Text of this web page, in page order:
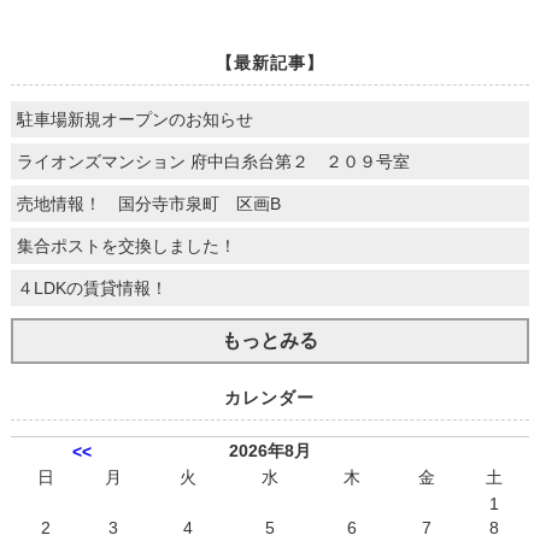
【最新記事】
駐車場新規オープンのお知らせ
ライオンズマンション 府中白糸台第２ ２０９号室
売地情報！ 国分寺市泉町 区画B
集合ポストを交換しました！
４LDKの賃貸情報！
もっとみる
カレンダー
<<
2026年8月
日
月 火 水 木 金
土
1
2
3 4 5 6 7 8